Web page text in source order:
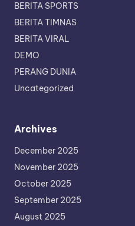
BERITA SPORTS
BERITA TIMNAS
BERITA VIRAL
DEMO
PERANG DUNIA
Uncategorized
Archives
December 2025
November 2025
October 2025
September 2025
August 2025